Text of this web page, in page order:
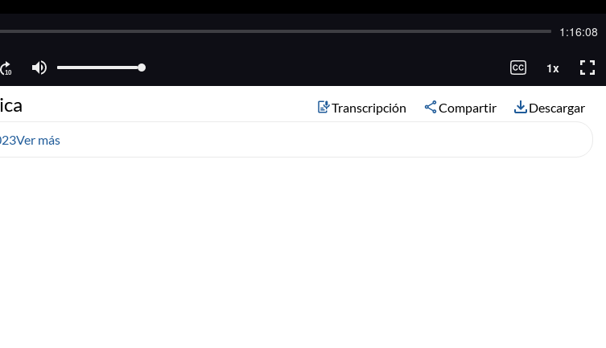
Transcripción Compartir Descargar
Ver más